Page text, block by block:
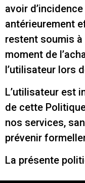
avoir
antérieurement
restent soumis à
moment de
l’utilisateur lors
L’utilisateur est
de cette
nos services,
prévenir
La présente